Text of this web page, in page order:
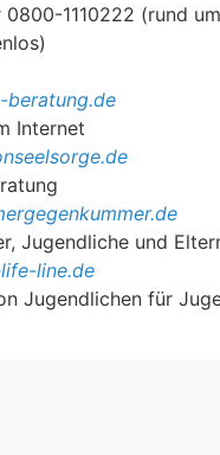
0800-1110222 (rund
Internet
Jugendliche und
line.de
Jugendlichen für